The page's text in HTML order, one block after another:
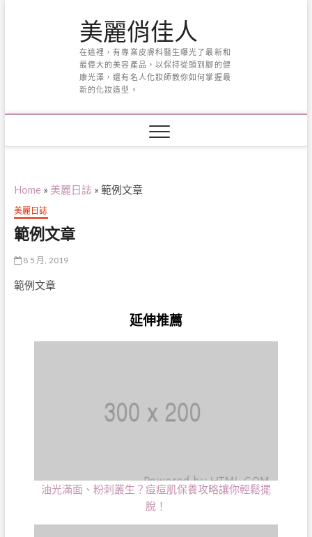
美麗俏佳人
在這裡，有專業皮膚科醫生曝光了最新和
最偉大的美容產品，以保持從頭到腳的健
康光澤，還有名人化妝師教你如何掌握最
新的化妝造型。
Home » 美麗日誌 » 範例文章
美麗日誌
範例文章
8 5 月, 2019
範例文章
延伸推薦
油光滿面、粉刺叢生？痘痘肌保養攻略讓你輕鬆擺
脫！